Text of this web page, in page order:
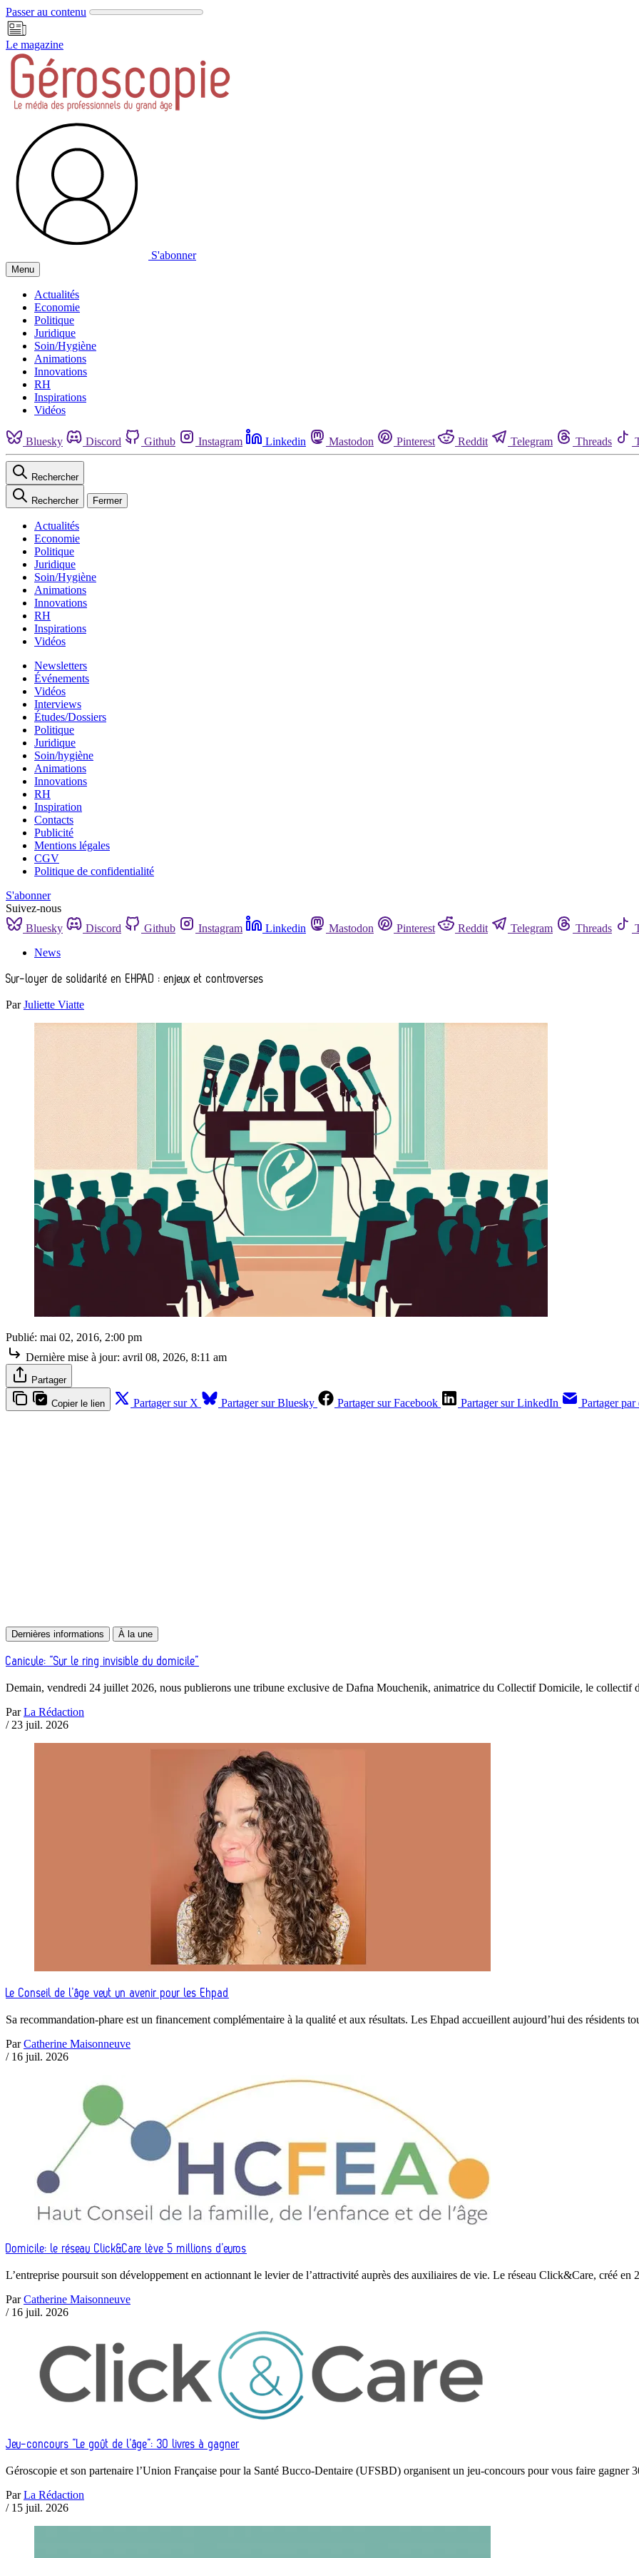
Passer au contenu
Le magazine
S'abonner
Menu
Actualités
Economie
Politique
Juridique
Soin/Hygiène
Animations
Innovations
RH
Inspirations
Vidéos
Bluesky Discord Github Instagram Linkedin Mastodon Pinterest Reddit Telegram Threads
Rechercher
Rechercher Fermer
Actualités
Economie
Politique
Juridique
Soin/Hygiène
Animations
Innovations
RH
Inspirations
Vidéos
Newsletters
Événements
Vidéos
Interviews
Études/Dossiers
Politique
Juridique
Soin/hygiène
Animations
Innovations
RH
Inspiration
Contacts
Publicité
Mentions légales
CGV
Politique de confidentialité
S'abonner
Suivez-nous
Bluesky
Discord Github Instagram Linkedin Mastodon Pinterest Reddit Telegram Threads
News
Sur-loyer de solidarité en EHPAD : enjeux et controverses
Par Juliette Viatte
Publié: mai 02, 2016, 2:00 pm
Dernière mise à jour: avril 08, 2026, 8:11 am
Partager
Copier le lien Partager sur X Partager sur Bluesky Partager sur Facebook Partager sur LinkedIn Partager par
Dernières informations À la une
Canicule: “Sur le ring invisible du domicile”
Demain, vendredi 24 juillet 2026, nous publierons une tribune exclusive de Dafna Mouchenik, animatrice du Collectif Domicile, le collectif
Par La Rédaction
/ 23 juil. 2026
Le Conseil de l’âge veut un avenir pour les Ehpad
Sa recommandation-phare est un financement complémentaire à la qualité et aux résultats. Les Ehpad accueillent aujourd’hui des résidents
Par Catherine Maisonneuve
/ 16 juil. 2026
Domicile: le réseau Click&Care lève 5 millions d’euros
L’entreprise poursuit son développement en actionnant le levier de l’attractivité auprès des auxiliaires de vie. Le réseau Click&Care, créé en
Par Catherine Maisonneuve
/ 16 juil. 2026
Jeu-concours “Le goût de l’âge”: 30 livres à gagner
Géroscopie et son partenaire l’Union Française pour la Santé Bucco-Dentaire (UFSBD) organisent un jeu-concours pour vous faire
Par La Rédaction
/ 15 juil. 2026
Panneau de gestion des cookies